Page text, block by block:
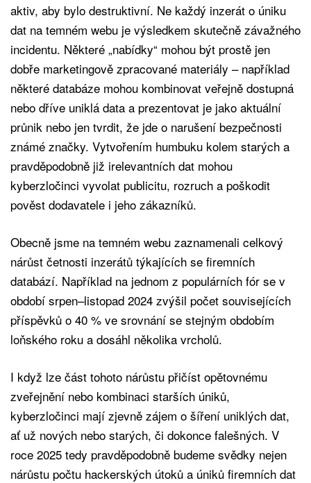
aktiv, aby bylo destruktivní. Ne každý inzerát o úniku
dat na temném webu je výsledkem skutečně závažného
incidentu. Některé „nabídky“ mohou být prostě jen
dobře marketingově zpracované materiály – například
některé databáze mohou kombinovat veřejně dostupná
nebo dříve uniklá data a prezentovat je jako aktuální
průnik nebo jen tvrdit, že jde o narušení bezpečnosti
známé značky. Vytvořením humbuku kolem starých a
pravděpodobně již irelevantních dat mohou
kyberzločinci vyvolat publicitu, rozruch a poškodit
pověst dodavatele i jeho zákazníků.
Obecně jsme na temném webu zaznamenali celkový
nárůst četnosti inzerátů týkajících se firemních
databází. Například na jednom z populárních fór se v
období srpen–listopad 2024 zvýšil počet souvisejících
příspěvků o 40 % ve srovnání se stejným obdobím
loňského roku a dosáhl několika vrcholů.
I když lze část tohoto nárůstu přičíst opětovnému
zveřejnění nebo kombinaci starších úniků,
kyberzločinci mají zjevně zájem o šíření uniklých dat,
ať už nových nebo starých, či dokonce falešných. V
roce 2025 tedy pravděpodobně budeme svědky nejen
nárůstu počtu hackerských útoků a úniků firemních dat